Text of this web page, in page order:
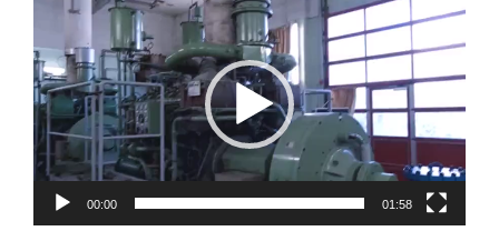
00:00 01:58